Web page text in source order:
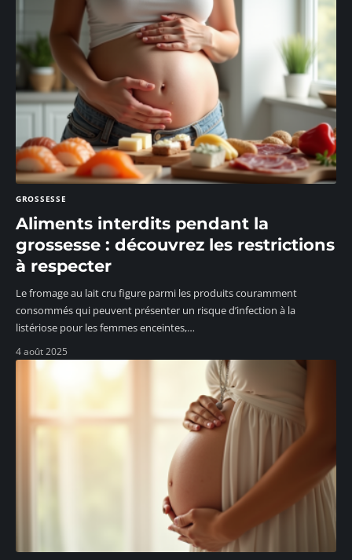
GROSSESSE
Aliments interdits pendant la
grossesse : découvrez les restrictions
à respecter
Le fromage au lait cru figure parmi les produits couramment
consommés qui peuvent présenter un risque d’infection à la
listériose pour les femmes enceintes,…
4 août 2025